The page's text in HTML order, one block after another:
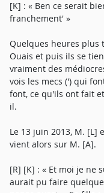
[K] : « Ben ce serait
franchement' »
Quelques heures plus
Ouais et puis ils se
vraiment des
vois les mecs (') qui
font, ce qu'ils ont fait
il.
Le 13 juin 2013, M. [L]
vient alors sur M. [A].
[R] [K] : « Et moi je ne
aurait pu faire